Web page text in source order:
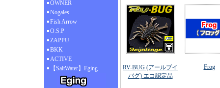
OWNER
Nogales
Fish Arrow
O.S.P
ZAPPU
BKK
ACTIVE
【SaltWater】Eging
RV-BUG (アールブイ
バグ) エコ認定品
Frog